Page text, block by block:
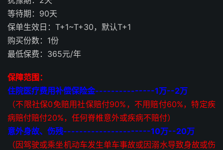
等待期：90天
保单生效日：T+1~T+30，默认T+1
购买份数：1份
最低保费：365元/年
保障范围：
住院医疗费用补偿保险金---------------1万--2万
（不限社保0免赔用社保赔付90%，不用赔付60%，特定疾
病赔付赔付20%，任何脊椎意外或疾病不赔付）
意外身故、伤残----------------------10万--20万
（因驾驶或乘坐机动车发生单车事故或因溺水导致身故或伤